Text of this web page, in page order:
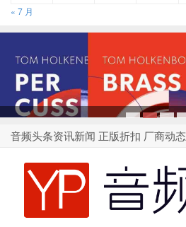
« 7 月
1 2 3 4
音频头条资讯新闻 正版折扣 厂商动态